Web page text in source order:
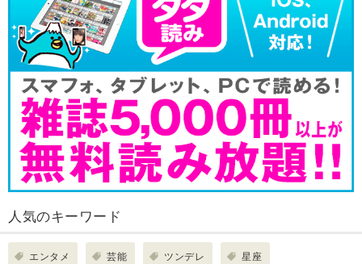
人気のキーワード
エンタメ 芸能 ツンデレ 星座